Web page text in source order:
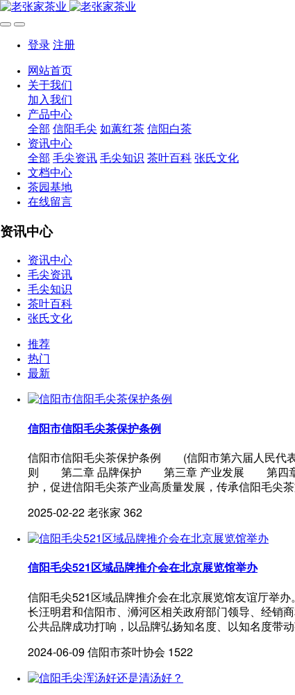
登录 注册
网站首页
关于我们
加入我们
产品中心
全部 信阳毛尖 如蕙红茶 信阳白茶
资讯中心
全部 毛尖资讯 毛尖知识 茶叶百科 张氏文化
文档中心
茶园基地
在线留言
资讯中心
资讯中心
毛尖资讯
毛尖知识
茶叶百科
张氏文化
推荐
热门
最新
信阳市信阳毛尖茶保护条例
信阳市信阳毛尖茶保护条例 (信阳市第六届人民代
则 第二章 品牌保护 第三章 产业发展 第四章
护，促进信阳毛尖茶产业高质量发展，传承信阳毛尖
2025-02-22 老张家 362
信阳毛尖521区域品牌推介会在北京展览馆举办
信阳毛尖521区域品牌推介会在北京展览馆友谊厅举
长汪明君和信阳市、浉河区相关政府部门领导、经销
公共品牌成功打响，以品牌弘扬知名度、以知名度带
2024-06-09 信阳市茶叶协会 1522